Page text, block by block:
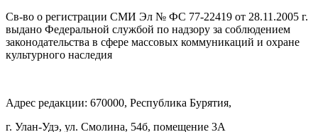
Св-во о регистрации СМИ Эл № ФС 77-22419 от 28.11.2005 г.
выдано Федеральной службой по надзору за соблюдением
законодательства в сфере массовых коммуникаций и охране
культурного наследия
Адрес редакции: 670000, Республика Бурятия,
г. Улан-Удэ, ул. Смолина, 54б, помещение 3А